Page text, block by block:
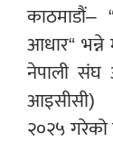
काठमाडौं–
आधार“ भन्ने
नेपाली संघ
२०२५ गरेको